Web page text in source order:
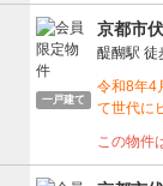
一戸建て
京都市
醍醐駅 徒
令和8年4
て世代に
この物件